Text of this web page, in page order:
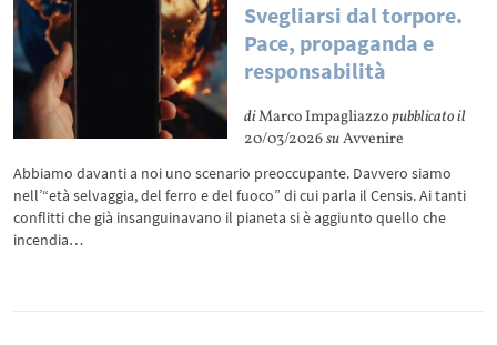
Svegliarsi dal torpore.
Pace, propaganda e
responsabilità
diMarco Impagliazzopubblicato il
20/03/2026suAvvenire
Abbiamo davanti a noi uno scenario preoccupante. Davvero siamo
nell’“età selvaggia, del ferro e del fuoco” di cui parla il Censis. Ai tanti
conflitti che già insanguinavano il pianeta si è aggiunto quello che
incendia…